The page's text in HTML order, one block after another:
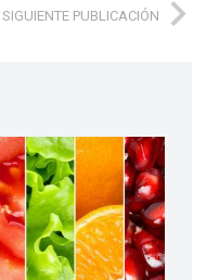
SIGUIENTE PUBLICACIÓN